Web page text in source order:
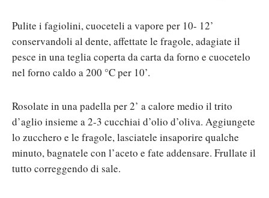
Pulite i fagiolini, cuoceteli a vapore per 10- 12’
conservandoli al dente, affettate le fragole, adagiate il
pesce in una teglia coperta da carta da forno e cuocetelo
nel forno caldo a 200 °C per 10’.
Rosolate in una padella per 2’ a calore medio il trito
d’aglio insieme a 2-3 cucchiai d’olio d’oliva. Aggiungete
lo zucchero e le fragole, lasciatele insaporire qualche
minuto, bagnatele con l’aceto e fate addensare. Frullate il
tutto correggendo di sale.